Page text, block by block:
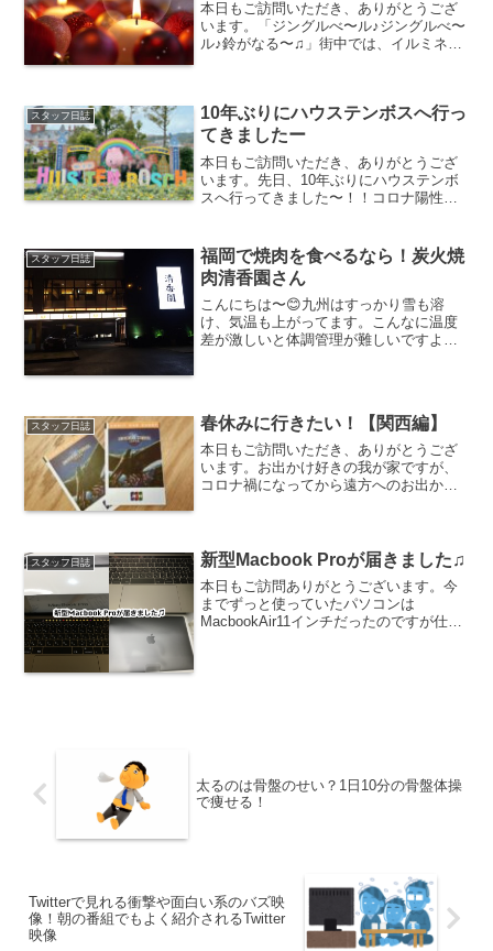
本日もご訪問いただき、ありがとうござ
います。「ジングルべ〜ル♪ジングルべ〜
ル♪鈴がなる〜♫」街中では、イルミネー
出かけされる予定の方...
スタッフ日誌
10年ぶりにハウステンボスへ行っ
てきましたー
本日もご訪問いただき、ありがとうござ
います。先日、10年ぶりにハウステンボ
スへ行ってきました〜！！コロナ陽性者
った日からもう2週間以上は経っているの
で記事にしました。1...
スタッフ日誌
福岡で焼肉を食べるなら！炭火焼
肉清香園さん
こんにちは〜😊九州はすっかり雪も溶
け、気温も上がってます。こんなに温度
差が激しいと体調管理が難しいですよね
スタッフ日誌 春休みに行きたい！【関西編】
本日もご訪問いただき、ありがとうござ
います。お出かけ好きの我が家ですが、
コロナ禍になってから遠方へのお出かけ
いません。そこで、今年...
スタッフ日誌 新型Macbook Proが届きました♫
本日もご訪問ありがとうございます。今
までずっと使っていたパソコンは
MacbookAir11インチだったのですが仕事
太るのは骨盤のせい？1日10分の骨盤体操
で痩せる！
Twitterで見れる衝撃や面白い系のバズ映
像！朝の番組でもよく紹介されるTwitter
映像